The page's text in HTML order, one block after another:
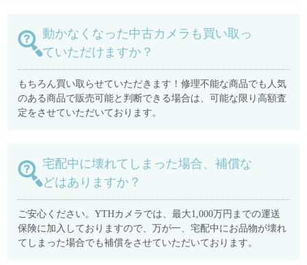
動かなくなった中古カメラも買い取っ
ていただけますか？
もちろん買い取らせていただきます！修理不能な商品でも人気
のある商品で販売可能と判断できる場合は、可能な限り高額査
定をさせていただいております。
宅配中に壊れてしまった場合、補償な
どはありますか？
ご安心ください。YTHカメラでは、最大1,000万円までの運送
保険に加入しておりますので、万が一、宅配中にお品物が壊れ
てしまった場合でも補償をさせていただいております。